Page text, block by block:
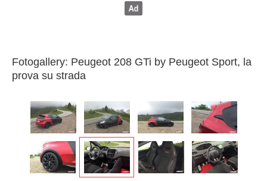
Fotogallery: Peugeot 208 GTi by Peugeot Sport, la
prova su strada